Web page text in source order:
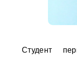
Студент